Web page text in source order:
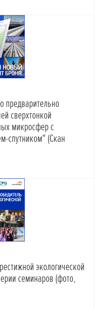
предварительно
сверхтонкой
микросфер с
спутником" (Скан
экологической
семинаров (фото,